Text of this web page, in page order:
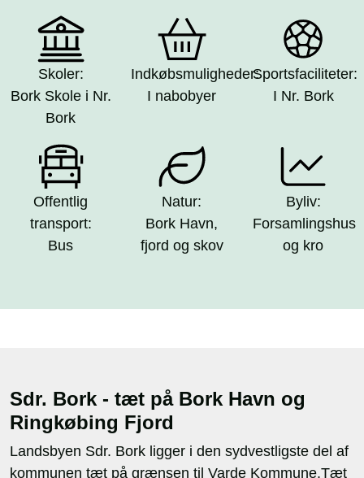
Skoler:
Bork Skole i Nr.
Bork
Indkøbsmuligheder:
I nabobyer
Sportsfaciliteter:
I Nr. Bork
Offentlig
transport:
Bus
Natur:
Bork Havn,
fjord og skov
Byliv:
Forsamlingshus
og kro
Sdr. Bork - tæt på Bork Havn og
Ringkøbing Fjord
Landsbyen Sdr. Bork ligger i den sydvestligste del af
kommunen tæt på grænsen til Varde Kommune.Tæt